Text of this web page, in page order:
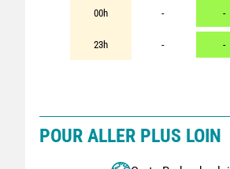
00h - -
23h - -
POUR ALLER PLUS LOIN